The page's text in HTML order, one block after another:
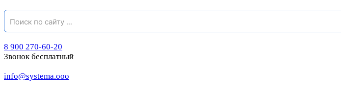
8 900 270-60-20
Звонок бесплатный
info@systema.ooo